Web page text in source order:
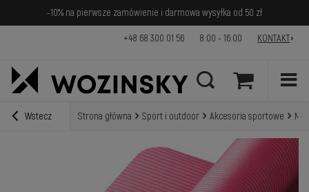
-10% na pierwsze zamówienie i darmowa wysyłka od 50 zł
+48 68 300 01 56 8:00 - 16:00 KONTAKT
Wstecz Strona główna Sport i outdoor Akcesoria sportowe